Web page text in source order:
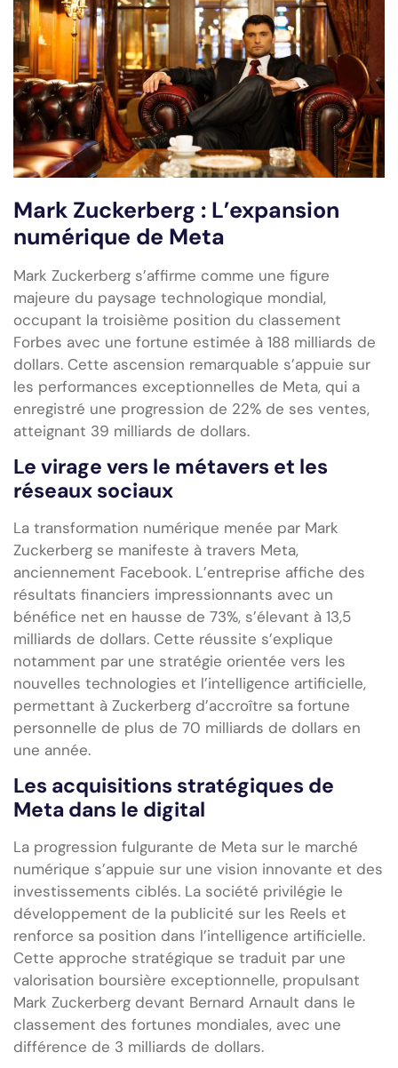
Mark Zuckerberg : L’expansion
numérique de Meta
Mark Zuckerberg s’affirme comme une figure
majeure du paysage technologique mondial,
occupant la troisième position du classement
Forbes avec une fortune estimée à 188 milliards de
dollars. Cette ascension remarquable s’appuie sur
les performances exceptionnelles de Meta, qui a
enregistré une progression de 22% de ses ventes,
atteignant 39 milliards de dollars.
Le virage vers le métavers et les
réseaux sociaux
La transformation numérique menée par Mark
Zuckerberg se manifeste à travers Meta,
anciennement Facebook. L’entreprise affiche des
résultats financiers impressionnants avec un
bénéfice net en hausse de 73%, s’élevant à 13,5
milliards de dollars. Cette réussite s’explique
notamment par une stratégie orientée vers les
nouvelles technologies et l’intelligence artificielle,
permettant à Zuckerberg d’accroître sa fortune
personnelle de plus de 70 milliards de dollars en
une année.
Les acquisitions stratégiques de
Meta dans le digital
La progression fulgurante de Meta sur le marché
numérique s’appuie sur une vision innovante et des
investissements ciblés. La société privilégie le
développement de la publicité sur les Reels et
renforce sa position dans l’intelligence artificielle.
Cette approche stratégique se traduit par une
valorisation boursière exceptionnelle, propulsant
Mark Zuckerberg devant Bernard Arnault dans le
classement des fortunes mondiales, avec une
différence de 3 milliards de dollars.